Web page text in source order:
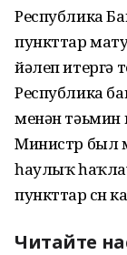
Республика
пункттар
йәлеп итергә
Республика
менән
Министр был
һаулыҡ
пункттар өсөн
Читайте